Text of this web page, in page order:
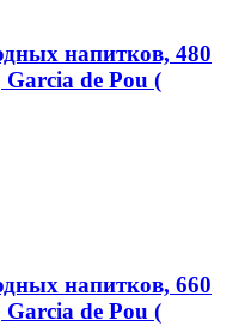
напитков, 480
de Pou (
напитков, 660
de Pou (